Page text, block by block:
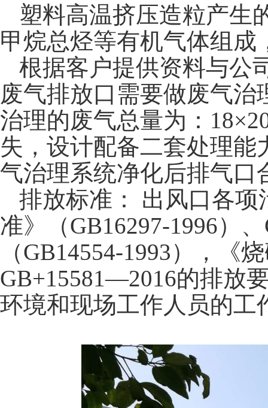
塑料高温挤压造粒产生
甲烷总烃等有机气体组
根据客户提供资料与公
废气排放口需要做废气治
治理的废气总量为：
失，设计配备二套处理能
气治理系统净化后排气口
排放标准： 出风口各
准》（GB16297-1996）
（GB14554-1993），《
GB+15581—2016的排放
环境和现场工作人员的工